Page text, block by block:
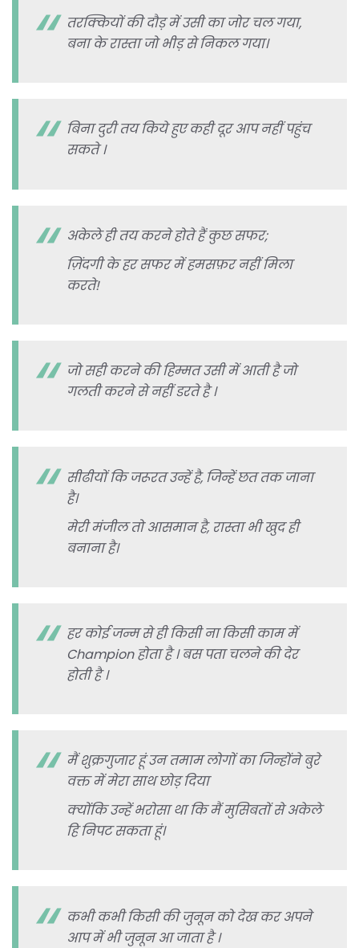
तरक्कियों की दौड़ में उसी का जोर चल गया,
बना के रास्ता जो भीड़ से निकल गया।
बिना दुरी तय किये हुए कही दूर आप नहीं पहुंच
सकते ।
अकेले ही तय करने होते हैं कुछ सफर;
ज़िंदगी के हर सफर में हमसफ़र नहीं मिला
करते!
जो सही करने की हिम्मत उसी में आती है जो
गलती करने से नहीं डरते है ।
सीढीयों कि जरूरत उन्हें है, जिन्हें छत तक जाना
है।
मेरी मंजील तो आसमान है, रास्ता भी खुद ही
बनाना है।
हर कोई जन्म से ही किसी ना किसी काम में
Champion होता है । बस पता चलने की देर
होती है ।
मैं शुक्रगुजार हूं उन तमाम लोगों का जिन्होंने बुरे
वक्त में मेरा साथ छोड़ दिया
क्योंकि उन्हें भरोसा था कि मैं मुसिबतों से अकेले
हि निपट सकता हूं।
कभी कभी किसी की जुनून को देख कर अपने
आप में भी जुनून आ जाता है ।